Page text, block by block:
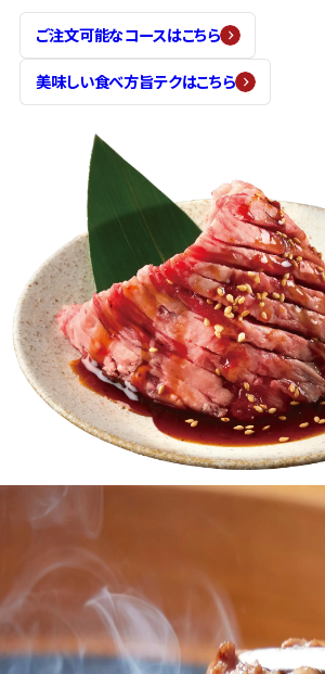
ご注文可能なコースはこちら
美味しい食べ方旨テクはこちら